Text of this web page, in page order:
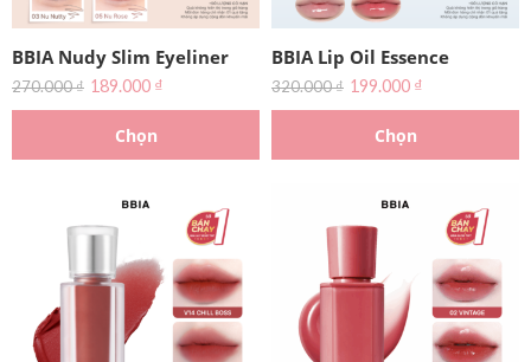
BBIA Nudy Slim Eyeliner
270.000₫ 189.000 ₫
Chọn
BBIA Lip Oil Essence
320.000₫ 199.000 ₫
Chọn